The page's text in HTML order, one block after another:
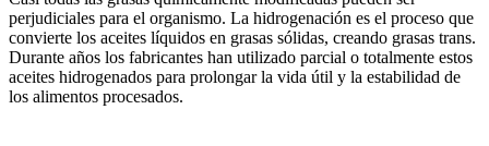
perjudiciales para el organismo. La hidrogenación es el proceso que
convierte los aceites líquidos en grasas sólidas, creando grasas trans.
Durante años los fabricantes han utilizado parcial o totalmente estos
aceites hidrogenados para prolongar la vida útil y la estabilidad de
los alimentos procesados.